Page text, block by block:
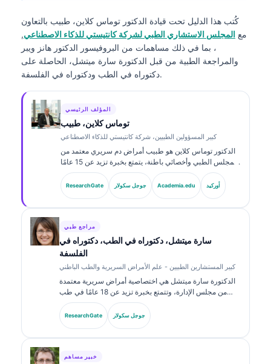
كُتب هذا الدليل تحت قيادة الدكتور توماس كلاين، طبيب بالتعاون
مع المجلس الاستشاري الطبي لشركة كانتيستي للذكاء الاصطناعي,
، بما في ذلك مساهمات من البروفيسور الدكتور هانز ويبر
والمراجعة الطبية من قبل الدكتورة سارة ميتشل، الحاصلة على
دكتوراه في الطب ودكتوراه في الفلسفة.
المؤلف الرئيسي
توماس كلاين، طبيب
كبير المسؤولين الطبيين، شركة كانتيستي للذكاء الاصطناعي
الدكتور توماس كلاين هو طبيب أمراض دم سريري معتمد من
المجلس الطبي وأخصائي باطنة، يتمتع بخبرة تزيد عن 15 عامًا
في طب المختبرات والتحليل السريري المدعوم بالذكاء
الاصطناعي. بصفته كبير مسؤولي الشؤون الطبية في
Kantesti AI، يوفّر إشرافًا سريريًا على دقة المعلومات الطبية
ResearchGate جوجل سكولار Academia.edu أوركيد
مراجع طبي
سارة ميتشل، دكتوراه في الطب، دكتوراه في
الفلسفة
كبير المستشارين الطبيين - علم الأمراض السريرية والطب الباطني
الدكتورة سارة ميتشل هي اختصاصية أمراض سريرية معتمدة
من مجلس الإدارة، وتتمتع بخبرة تزيد عن 18 عامًا في طب
المختبرات والتحليل التشخيصي. تحمل شهادات تخصص في
الكيمياء السريرية، ونشرت على نطاق واسع حول لوحات
ResearchGate جوجل سكولار
خبير مساهم